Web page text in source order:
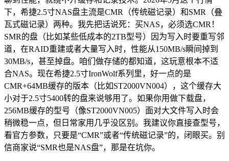
下，希捷2.5寸NAS盘主流是CMR（传统磁记录）和SMR（叠
瓦式磁记录）两种。我先把话说死：买NAS，必须选CMR！
SMR的盘（比如某些低成本的2TB型号）因为写入时要重写邻
道，在RAID重建或者大量写入时，性能从150MB/s瞬间掉到
30MB/s，甚至掉盘。咱们做存储的都知道，这玩意根本不适
合NAS。现在希捷2.5寸IronWolf系列里，好一点的是
CMR+64MB缓存的版本（比如ST2000VN004），这个缓存大
小对于2.5寸5400转的盘来说够用了。如果你用做下载盘，
256MB缓存的型号（像ST2000VN005）面对大文件写入时会
稍微稳一点，但日常家用几乎没区别。我建议你直接查型号，
看官方参数，只要是“CMR”或者“传统磁记录”的，闭眼买。别
信商家说“SMR也是NAS盘”，那是在坑你。